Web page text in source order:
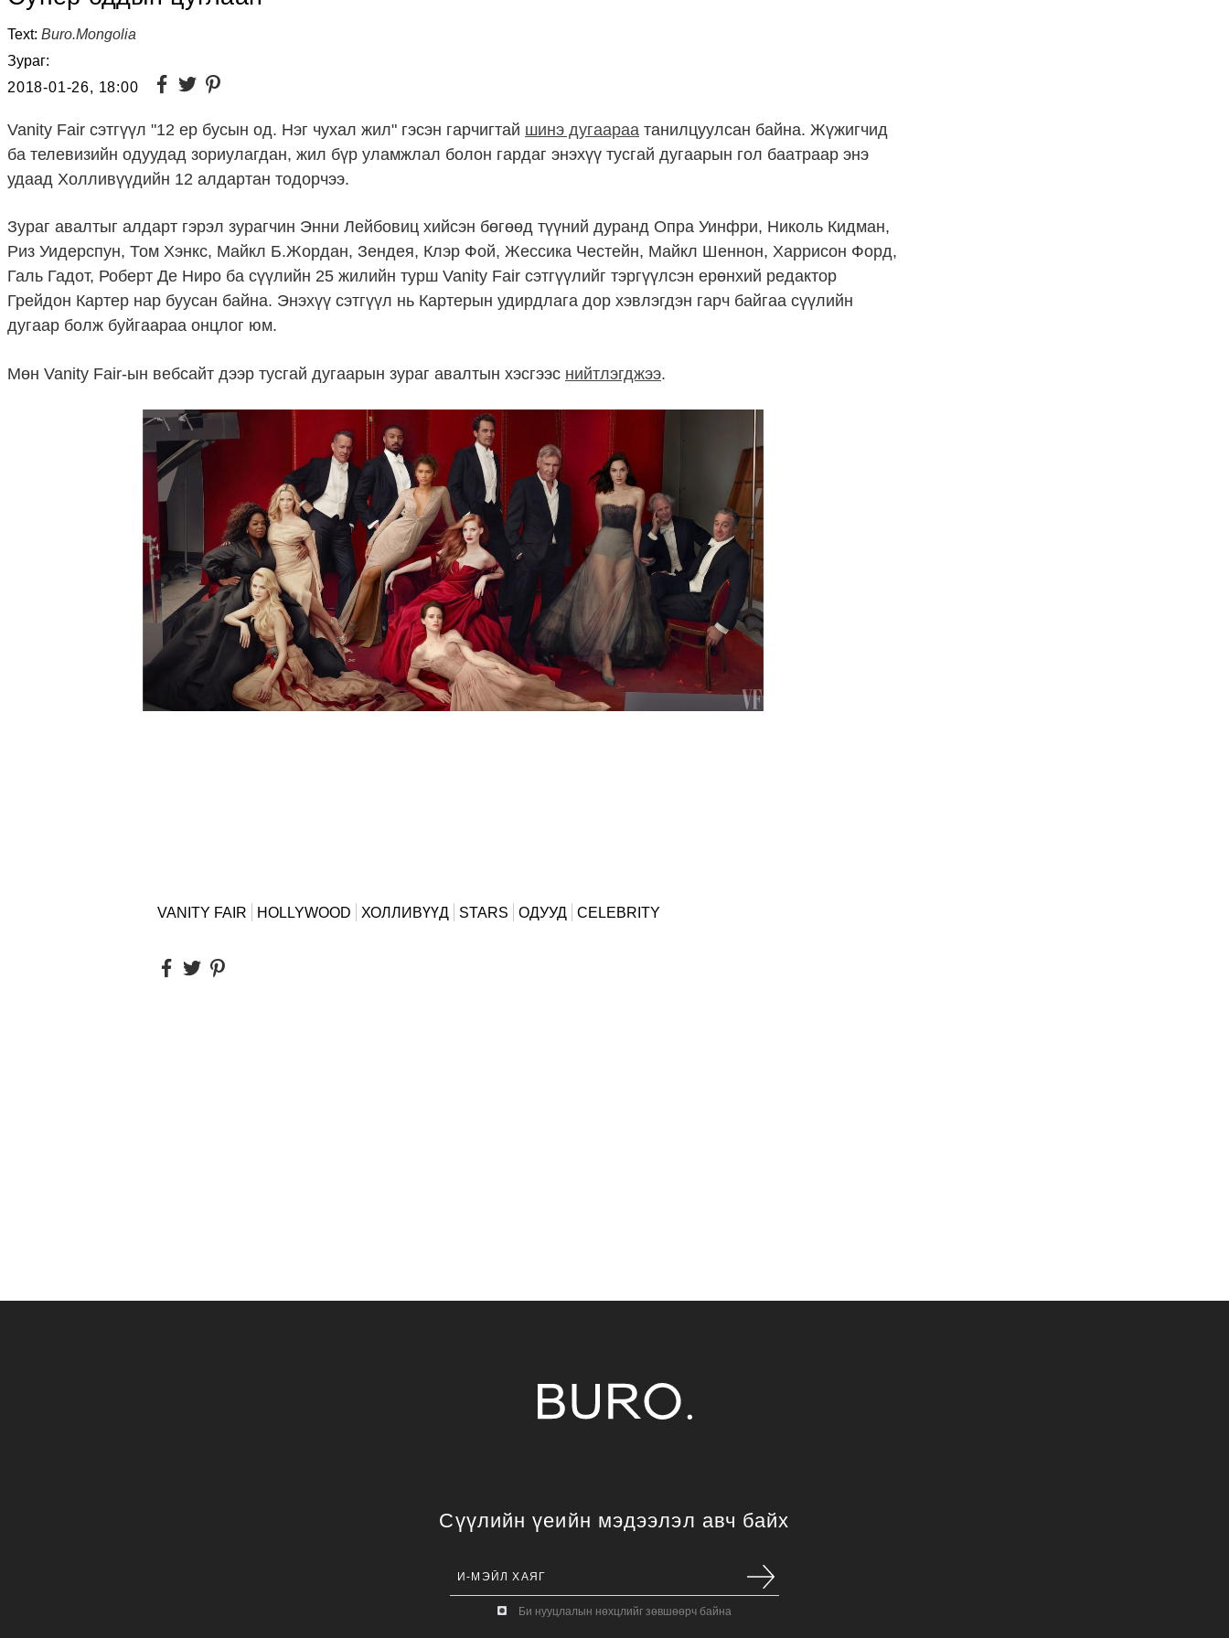
Text: Buro.Mongolia
Зураг:
2018-01-26, 18:00
Vanity Fair сэтгүүл "12 ер бусын од. Нэг чухал жил" гэсэн гарчигтай шинэ дугаараа танилцуулсан байна. Жүжигчид
ба телевизийн одуудад зориулагдан, жил бүр уламжлал болон гардаг энэхүү тусгай дугаарын гол баатраар энэ
удаад Холливүүдийн 12 алдартан тодорчээ.
Зураг авалтыг алдарт гэрэл зурагчин Энни Лейбовиц хийсэн бөгөөд түүний дуранд Опра Уинфри, Николь Кидман,
Риз Уидерспун, Том Хэнкс, Майкл Б.Жордан, Зендея, Клэр Фой, Жессика Честейн, Майкл Шеннон, Харрисон Форд,
Галь Гадот, Роберт Де Ниро ба сүүлийн 25 жилийн турш Vanity Fair сэтгүүлийг тэргүүлсэн ерөнхий редактор
Грейдон Картер нар буусан байна. Энэхүү сэтгүүл нь Картерын удирдлага дор хэвлэгдэн гарч байгаа сүүлийн
дугаар болж буйгаараа онцлог юм.
Мөн Vanity Fair-ын вебсайт дээр тусгай дугаарын зураг авалтын хэсгээс нийтлэгджээ.
VANITY FAIR HOLLYWOOD ХОЛЛИВҮҮД STARS ОДУУД CELEBRITY
Сүүлийн үеийн мэдээлэл авч байх
Би нууцлалын нөхцлийг зөвшөөрч байна